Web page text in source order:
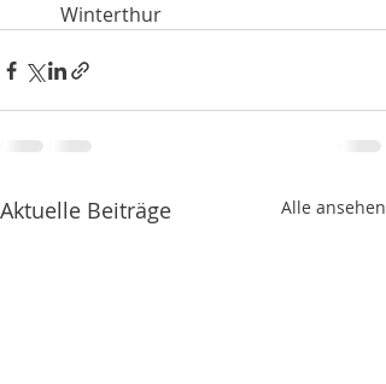
Winterthur
Aktuelle Beiträge Alle ansehen